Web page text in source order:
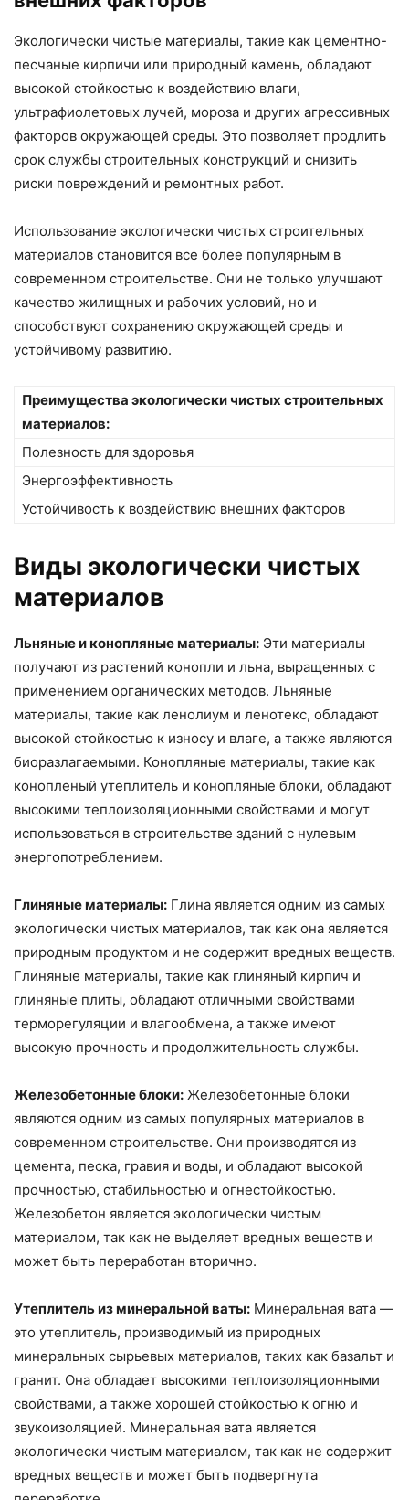
Экологически чистые материалы, такие как цементно-
песчаные кирпичи или природный камень, обладают
высокой стойкостью к воздействию влаги,
ультрафиолетовых лучей, мороза и других агрессивных
факторов окружающей среды. Это позволяет продлить
срок службы строительных конструкций и снизить
риски повреждений и ремонтных работ.
Использование экологически чистых строительных
материалов становится все более популярным в
современном строительстве. Они не только улучшают
качество жилищных и рабочих условий, но и
способствуют сохранению окружающей среды и
устойчивому развитию.
Преимущества экологически чистых строительных
материалов:
Полезность для здоровья
Энергоэффективность
Устойчивость к воздействию внешних факторов
Виды экологически чистых
материалов
Льняные и конопляные материалы: Эти материалы
получают из растений конопли и льна, выращенных с
применением органических методов. Льняные
материалы, такие как ленолиум и ленотекс, обладают
высокой стойкостью к износу и влаге, а также являются
биоразлагаемыми. Конопляные материалы, такие как
конопленый утеплитель и конопляные блоки, обладают
высокими теплоизоляционными свойствами и могут
использоваться в строительстве зданий с нулевым
энергопотреблением.
Глиняные материалы: Глина является одним из самых
экологически чистых материалов, так как она является
природным продуктом и не содержит вредных веществ.
Глиняные материалы, такие как глиняный кирпич и
глиняные плиты, обладают отличными свойствами
терморегуляции и влагообмена, а также имеют
высокую прочность и продолжительность службы.
Железобетонные блоки: Железобетонные блоки
являются одним из самых популярных материалов в
современном строительстве. Они производятся из
цемента, песка, гравия и воды, и обладают высокой
прочностью, стабильностью и огнестойкостью.
Железобетон является экологически чистым
материалом, так как не выделяет вредных веществ и
может быть переработан вторично.
Утеплитель из минеральной ваты: Минеральная вата —
это утеплитель, производимый из природных
минеральных сырьевых материалов, таких как базальт и
гранит. Она обладает высокими теплоизоляционными
свойствами, а также хорошей стойкостью к огню и
звукоизоляцией. Минеральная вата является
экологически чистым материалом, так как не содержит
вредных веществ и может быть подвергнута